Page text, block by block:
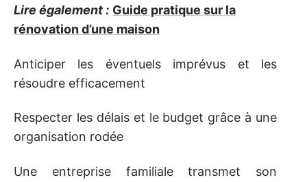
Lire également : Guide pratique sur la
rénovation d’une maison
Anticiper les éventuels imprévus et les
résoudre efficacement
Respecter les délais et le budget grâce à une
organisation rodée
Une entreprise familiale transmet son